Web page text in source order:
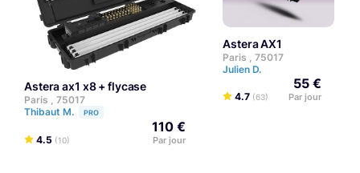
astera ax1 x8 + flycase
Paris , 75017
Thibaut M.
PRO
4.5 (10)
110 €
Par jour
Astera AX1
Paris , 75017
Julien D.
4.7 (63)
55 €
Par jour